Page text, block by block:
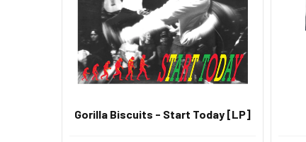
Gorilla Biscuits - Start Today [LP]